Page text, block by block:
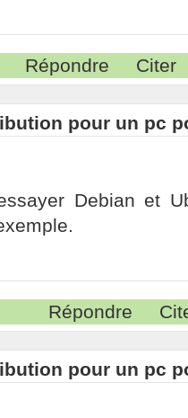
Répondre Citer
pour un pc
Debian et
Répondre
pour un pc